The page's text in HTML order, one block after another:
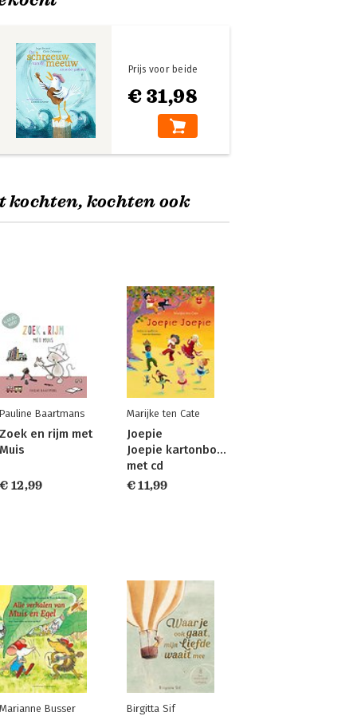
€ 31,98
Prijs voor beide
kochten, kochten ook
Pauline Baartmans
Zoek en rijm met
Muis
€ 12,99
Marijke ten Cate
Joepie
Joepie kartonboekje
met cd
€ 11,99
Marianne Busser Birgitta Sif